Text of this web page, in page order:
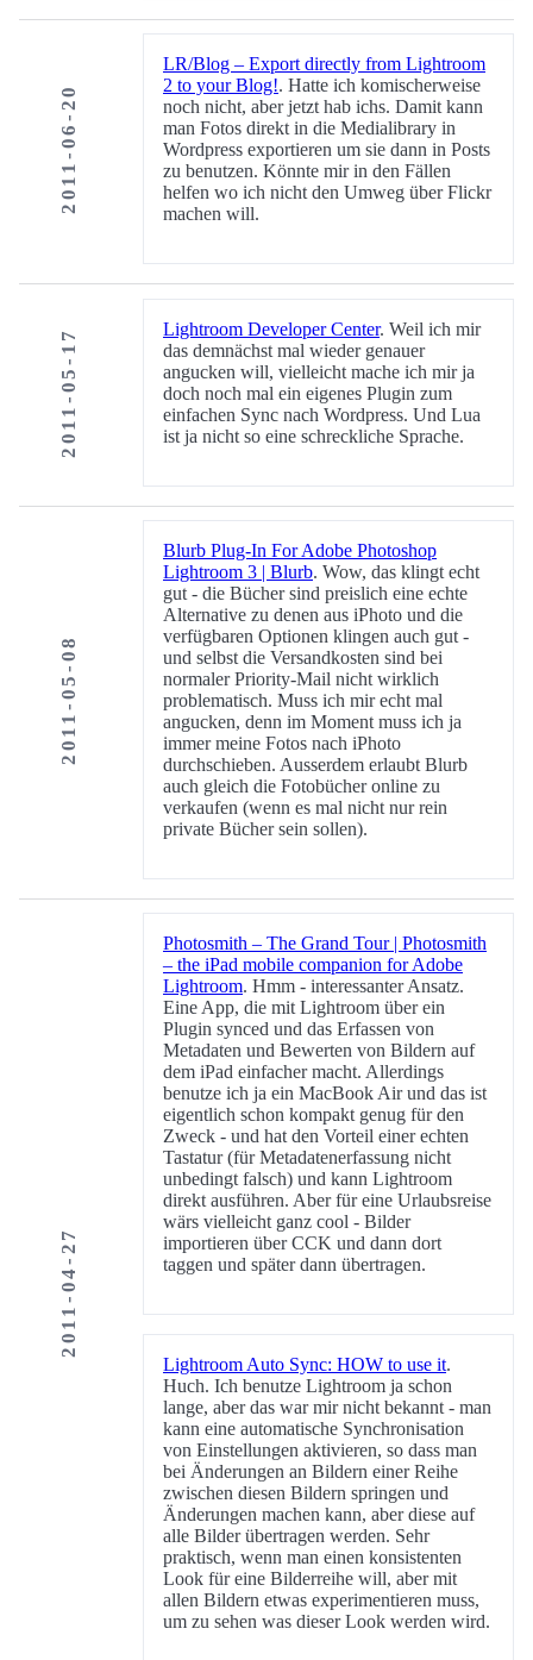
2011-06-20
LR/Blog – Export directly from Lightroom
2 to your Blog!. Hatte ich komischerweise
noch nicht, aber jetzt hab ichs. Damit kann
man Fotos direkt in die Medialibrary in
Wordpress exportieren um sie dann in Posts
zu benutzen. Könnte mir in den Fällen
helfen wo ich nicht den Umweg über Flickr
machen will.
2011-05-17 Lightroom Developer Center. Weil ich mir
das demnächst mal wieder genauer
angucken will, vielleicht mache ich mir ja
doch noch mal ein eigenes Plugin zum
einfachen Sync nach Wordpress. Und Lua
ist ja nicht so eine schreckliche Sprache.
2011-05-08
Blurb Plug-In For Adobe Photoshop
Lightroom 3 | Blurb. Wow, das klingt echt
gut - die Bücher sind preislich eine echte
Alternative zu denen aus iPhoto und die
verfügbaren Optionen klingen auch gut -
und selbst die Versandkosten sind bei
normaler Priority-Mail nicht wirklich
problematisch. Muss ich mir echt mal
angucken, denn im Moment muss ich ja
immer meine Fotos nach iPhoto
durchschieben. Ausserdem erlaubt Blurb
auch gleich die Fotobücher online zu
verkaufen (wenn es mal nicht nur rein
private Bücher sein sollen).
2011-04-27
Photosmith – The Grand Tour | Photosmith
– the iPad mobile companion for Adobe
Lightroom. Hmm - interessanter Ansatz.
Eine App, die mit Lightroom über ein
Plugin synced und das Erfassen von
Metadaten und Bewerten von Bildern auf
dem iPad einfacher macht. Allerdings
benutze ich ja ein MacBook Air und das ist
eigentlich schon kompakt genug für den
Zweck - und hat den Vorteil einer echten
Tastatur (für Metadatenerfassung nicht
unbedingt falsch) und kann Lightroom
direkt ausführen. Aber für eine Urlaubsreise
wärs vielleicht ganz cool - Bilder
importieren über CCK und dann dort
taggen und später dann übertragen.
Lightroom Auto Sync: HOW to use it.
Huch. Ich benutze Lightroom ja schon
lange, aber das war mir nicht bekannt - man
kann eine automatische Synchronisation
von Einstellungen aktivieren, so dass man
bei Änderungen an Bildern einer Reihe
zwischen diesen Bildern springen und
Änderungen machen kann, aber diese auf
alle Bilder übertragen werden. Sehr
praktisch, wenn man einen konsistenten
Look für eine Bilderreihe will, aber mit
allen Bildern etwas experimentieren muss,
um zu sehen was dieser Look werden wird.